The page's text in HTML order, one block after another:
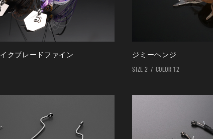
クブレードファイン ジミーヘンジ
SIZE 2 COLOR 12